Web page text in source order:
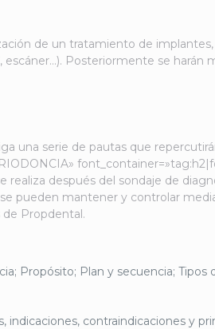
de un tratamiento de
Posteriormente se harán
una serie de pautas que
realiza después del sondaje de
pueden mantener y controlar
Propdental.
Propósito; Plan y secuencia; Tipos
contraindicaciones y